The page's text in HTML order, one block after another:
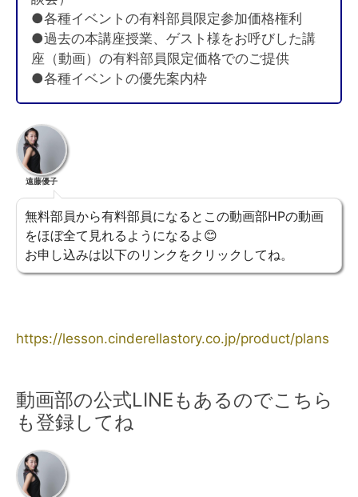
●各種イベントの有料部員限定参加価格権利
●過去の本講座授業、ゲスト様をお呼びした講
座（動画）の有料部員限定価格でのご提供
●各種イベントの優先案内枠
遠藤優子
無料部員から有料部員になるとこの動画部HPの動画
をほぼ全て見れるようになるよ😊
お申し込みは以下のリンクをクリックしてね。
https://lesson.cinderellastory.co.jp/product/plans
動画部の公式LINEもあるのでこちら
も登録してね